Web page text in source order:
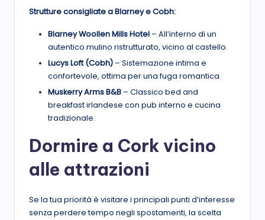
Strutture consigliate a Blarney e Cobh:
Blarney Woollen Mills Hotel – All’interno di un
autentico mulino ristrutturato, vicino al castello.
Lucys Loft (Cobh) – Sistemazione intima e
confortevole, ottima per una fuga romantica.
Muskerry Arms B&B – Classico bed and
breakfast irlandese con pub interno e cucina
tradizionale.
Dormire a Cork vicino
alle attrazioni
Se la tua priorità è visitare i principali punti d’interesse
senza perdere tempo negli spostamenti, la scelta